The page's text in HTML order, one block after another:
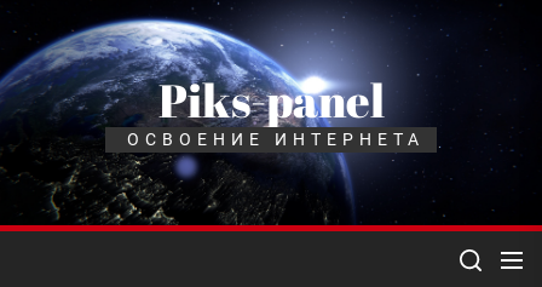
Перейти
содержимому
Piks-panel
ОСВОЕНИЕ ИНТЕРНЕТА